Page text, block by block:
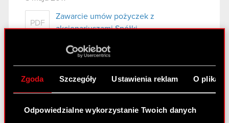
Zgoda Szczegóły Ustawienia reklam O
Odpowiedzialne wykorzystanie Twoich danych
PDF
Zawarcie umów pożyczek z
akcjonariuszami Spółki
Raport bieżący nr 28/2011
5 maja 2011
PDF Zawarcie aneksu do umowy znaczącej